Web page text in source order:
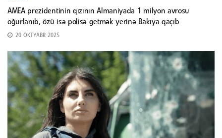
AMEA prezidentinin qızının Almaniyada 1 milyon avrosu
oğurlanıb, özü isə polisə getmək yerinə Bakıya qaçıb
20 OKTYABR 2025